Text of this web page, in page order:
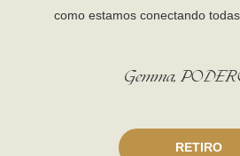
como estamos conectando
Gemma,
RETIRO